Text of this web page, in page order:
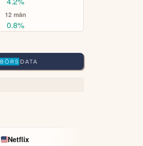
12 mån
0.8%
Netflix